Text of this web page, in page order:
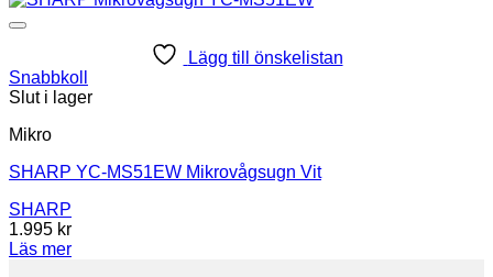
Lägg till önskelistan
Snabbkoll
Slut i lager
Mikro
SHARP YC-MS51EW Mikrovågsugn Vit
SHARP
1.995 kr
Läs mer